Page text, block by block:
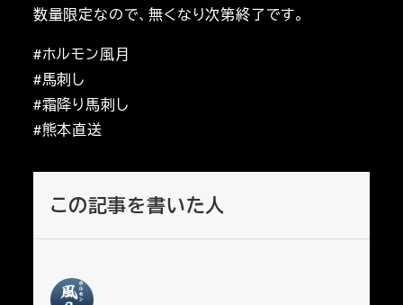
数量限定なので、無くなり次第終了です。
#ホルモン風月
#馬刺し
#霜降り馬刺し
#熊本直送
この記事を書いた人